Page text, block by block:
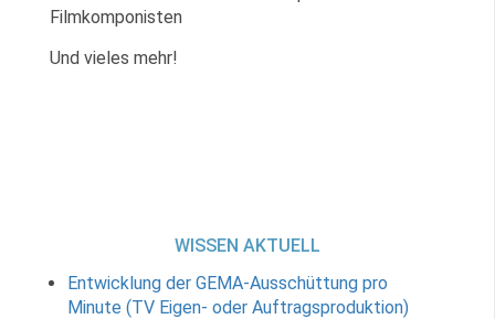
Filmkomponisten
Und vieles mehr!
WISSEN AKTUELL
Entwicklung der GEMA-Ausschüttung pro
Minute (TV Eigen- oder Auftragsproduktion)